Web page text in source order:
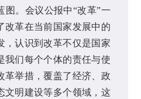
图。会议公报中“改革”一
改革在当前国家发展中的
，认识到改革不仅是国家
我们每个个体的责任与使
革举措，覆盖了经济、政
文明建设等多个领域，这